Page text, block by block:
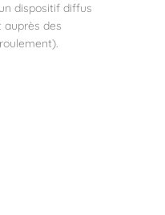
dispositif diffus
auprès des